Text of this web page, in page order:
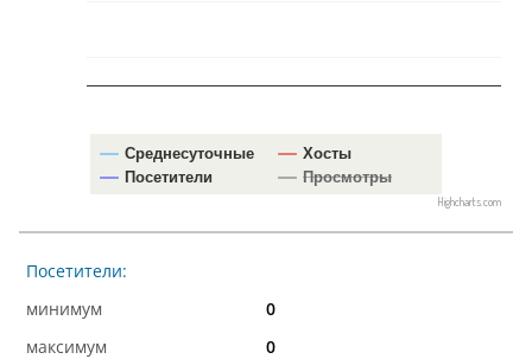
Среднесуточные
Хосты
Посетители
Просмотры
Highcharts.com
Посетители:
0
0